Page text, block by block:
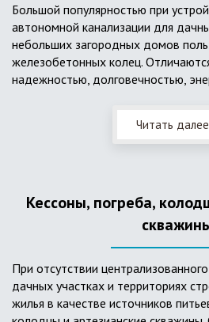
Большой популярностью при
автономной канализации для
небольших загородных домов
железобетонных колец.
надежностью, долговечностью,
ж/б колец состоят из нескольких
переливными трубами, в которых
септики требуют периодической
Читать далее
Кессоны, погреба,
При отсутствии
дачных участках и территориях
жилья в качестве источников